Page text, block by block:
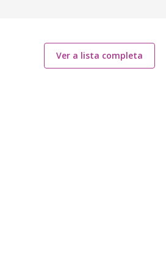
Ver a lista completa